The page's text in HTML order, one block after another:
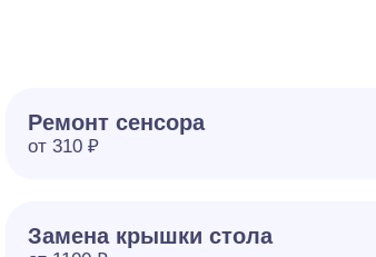
Ремонт сенсора
от 310 ₽
Замена крышки стола